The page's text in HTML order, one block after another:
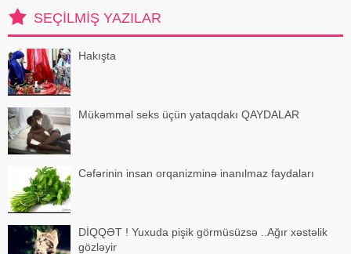
SEÇILMIŞ YAZILAR
Hakışta
Mükəmməl seks üçün yataqdakı QAYDALAR
Cəfərinin insan orqanizminə inanılmaz faydaları
DİQQƏT ! Yuxuda pişik görmüsüzsə ..Ağır xəstəlik
gözləyir